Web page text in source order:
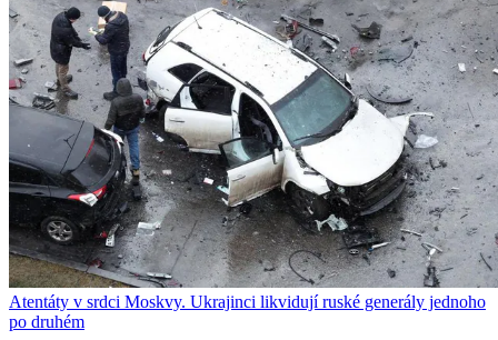
Atentáty v srdci Moskvy. Ukrajinci likvidují ruské generály jednoho
po druhém